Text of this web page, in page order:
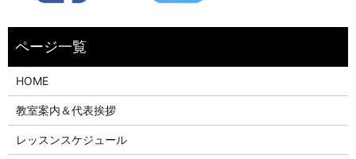
HOME
教室案内＆代表挨拶
レッスンスケジュール